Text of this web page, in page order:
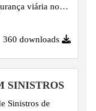
viária no
Envolvidas
CSV
da
- Corpo de
360 downloads
SINISTROS
Sinistros de